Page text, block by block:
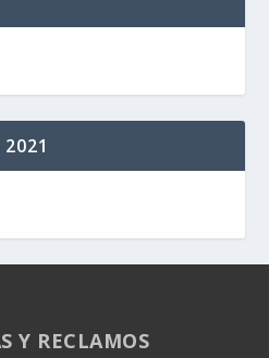
Y RECLAMOS